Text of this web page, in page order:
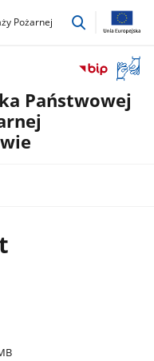
Pożarnej
przejdź
okno
z
Państwowej